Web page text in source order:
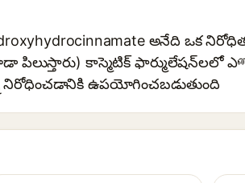
అనేది ఒక
పిలుస్తారు) కాస్మెటిక్ ఫార్ములేషన్‌లలో
ఉపయోగించబడుతుంది